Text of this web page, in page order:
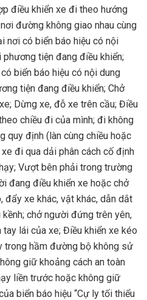
điều khiển xe đi theo hướng
đường không giao nhau cùng
nơi có biển báo hiệu có nội
tiện đang điều khiển;
biển báo hiệu có nội dung
tiện đang điều khiển; Chở
Dừng xe, đỗ xe trên cầu; Điều
chiều đi của mình; đi không
quy định (làn cùng chiều hoặc
đi qua dải phân cách cố định
Vượt bên phải trong trường
đang điều khiển xe hoặc chở
đẩy xe khác, vật khác, dẫn dắt
chở người đứng trên yên,
lái của xe; Điều khiển xe kéo
trong hầm đường bộ không sử
giữ khoảng cách an toàn
liền trước hoặc không giữ
biển báo hiệu “Cự ly tối thiểu